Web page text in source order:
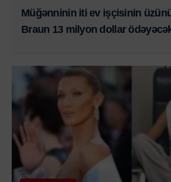
Müğənninin iti ev işçisinin
Braun 13 milyon dollar